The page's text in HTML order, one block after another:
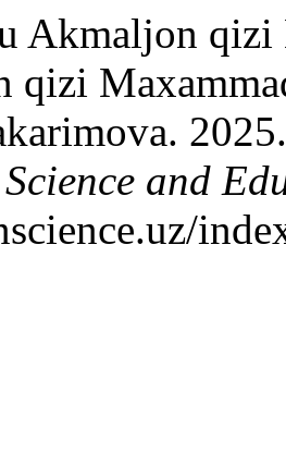
Akmaljon qizi
qizi
Science and